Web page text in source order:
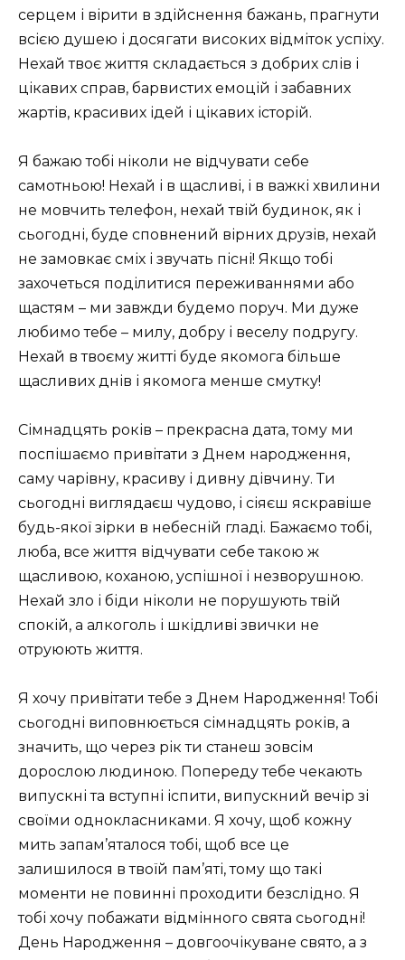
серцем і вірити в здійснення бажань, прагнути
всією душею і досягати високих відміток успіху.
Нехай твоє життя складається з добрих слів і
цікавих справ, барвистих емоцій і забавних
жартів, красивих ідей і цікавих історій.
Я бажаю тобі ніколи не відчувати себе
самотньою! Нехай і в щасливі, і в важкі хвилини
не мовчить телефон, нехай твій будинок, як і
сьогодні, буде сповнений вірних друзів, нехай
не замовкає сміх і звучать пісні! Якщо тобі
захочеться поділитися переживаннями або
щастям – ми завжди будемо поруч. Ми дуже
любимо тебе – милу, добру і веселу подругу.
Нехай в твоєму житті буде якомога більше
щасливих днів і якомога менше смутку!
Сімнадцять років – прекрасна дата, тому ми
поспішаємо привітати з Днем народження,
саму чарівну, красиву і дивну дівчину. Ти
сьогодні виглядаєш чудово, і сіяєш яскравіше
будь-якої зірки в небесній гладі. Бажаємо тобі,
люба, все життя відчувати себе такою ж
щасливою, коханою, успішної і незворушною.
Нехай зло і біди ніколи не порушують твій
спокій, а алкоголь і шкідливі звички не
отруюють життя.
Я хочу привітати тебе з Днем Народження! Тобі
сьогодні виповнюється сімнадцять років, а
значить, що через рік ти станеш зовсім
дорослою людиною. Попереду тебе чекають
випускні та вступні іспити, випускний вечір зі
своїми однокласниками. Я хочу, щоб кожну
мить запам’яталося тобі, щоб все це
залишилося в твоїй пам’яті, тому що такі
моменти не повинні проходити безслідно. Я
тобі хочу побажати відмінного свята сьогодні!
День Народження – довгоочікуване свято, а з